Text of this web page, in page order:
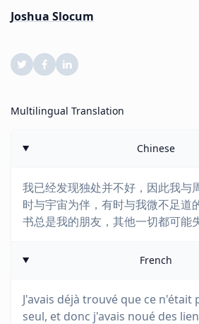
Joshua Slocum
Multilingual Translation
Chinese
我已经发现独处并不好，因此我与
时与宇宙为伴，有时与我微不足道
书总是我的朋友，其他一切都可能
French
J'avais déjà trouvé que ce n'était
seul, et donc j'avais noué des